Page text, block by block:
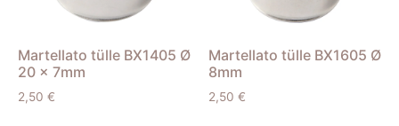
Martellato tülle BX1405 Ø
20 x 7mm
2,50 €
Martellato tülle BX1605 Ø
8mm
2,50 €